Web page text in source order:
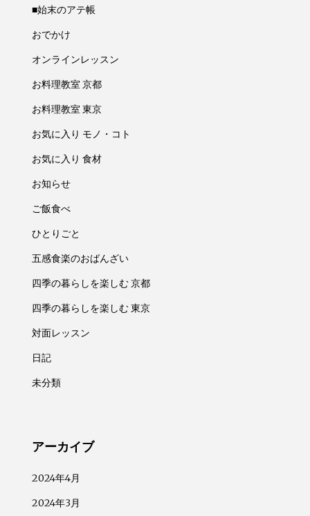
■始末のアテ帳
おでかけ
オンラインレッスン
お料理教室 京都
お料理教室 東京
お気に入り モノ・コト
お気に入り 食材
お知らせ
ご飯食べ
ひとりごと
五感食楽のおばんざい
四季の暮らしを楽しむ 京都
四季の暮らしを楽しむ 東京
対面レッスン
日記
未分類
アーカイブ
2024年4月
2024年3月